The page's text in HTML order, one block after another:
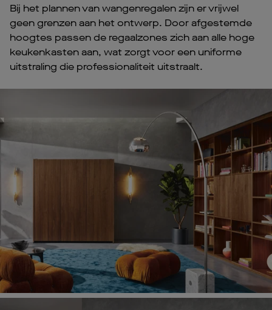
Bij het plannen van wangenregalen zijn er vrijwel
geen grenzen aan het ontwerp. Door afgestemde
hoogtes passen de regaalzones zich aan alle hoge
keukenkasten aan, wat zorgt voor een uniforme
uitstraling die professionaliteit uitstraalt.